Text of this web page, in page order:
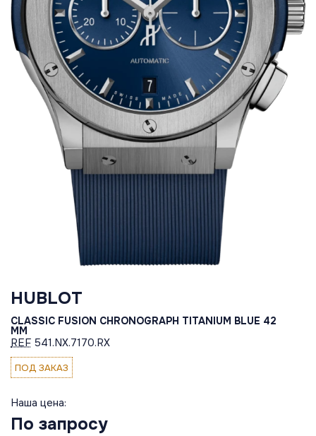
HUBLOT
CLASSIC FUSION CHRONOGRAPH TITANIUM BLUE 42
MM
REF 541.NX.7170.RX
ПОД ЗАКАЗ
Наша цена:
По запросу